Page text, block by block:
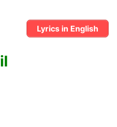
Lyrics in English